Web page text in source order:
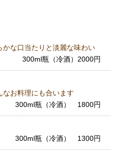
な口当たりと淡麗な味わい
300ml瓶（冷酒）2000円
お料理にも合います
300ml瓶（冷酒） 1800円
300ml瓶（冷酒） 1300円